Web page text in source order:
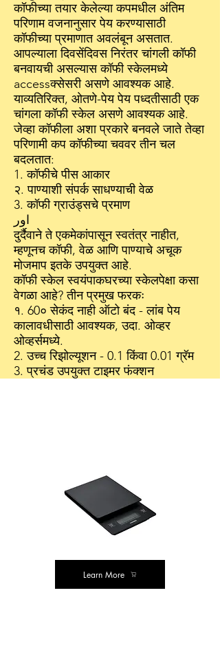
कॉफीच्या तयार केलेल्या कपमधील अंतिम
परिणाम वजनानुसार पेय करण्यासाठी
कॉफीच्या प्रमाणात अवलंबून असतात.
आपल्याला दिवसेंदिवस निरंतर चांगली कॉफी
बनवायची असल्यास कॉफी स्केलमध्ये
accessक्सेसरी असणे आवश्यक आहे.
याव्यतिरिक्त, ओतणे-पेय पेय पध्दतीसाठी एक
चांगला कॉफी स्केल असणे आवश्यक आहे.
जेव्हा कॉफीला अशा प्रकारे बनवले जाते तेव्हा
परिणामी कप कॉफीच्या चववर तीन चल
बदलतात:
1. कॉफीचे पीस आकार
२. पाण्याशी संपर्क साधण्याची वेळ
3. कॉफी ग्राउंड्सचे प्रमाण
اور
दुर्दैवाने ते एकमेकांपासून स्वतंत्र नाहीत,
म्हणूनच कॉफी, वेळ आणि पाण्याचे अचूक
मोजमाप इतके उपयुक्त आहे.
कॉफी स्केल स्वयंपाकघरच्या स्केलपेक्षा कसा
वेगळा आहे? तीन प्रमुख फरकः
१. 60० सेकंद नाही ऑटो बंद - लांब पेय
कालावधीसाठी आवश्यक, उदा. ओव्हर
ओव्हर्समध्ये.
2. उच्च रिझोल्यूशन - 0.1 किंवा 0.01 ग्रॅम
3. प्रचंड उपयुक्त टाइमर फंक्शन
Learn More